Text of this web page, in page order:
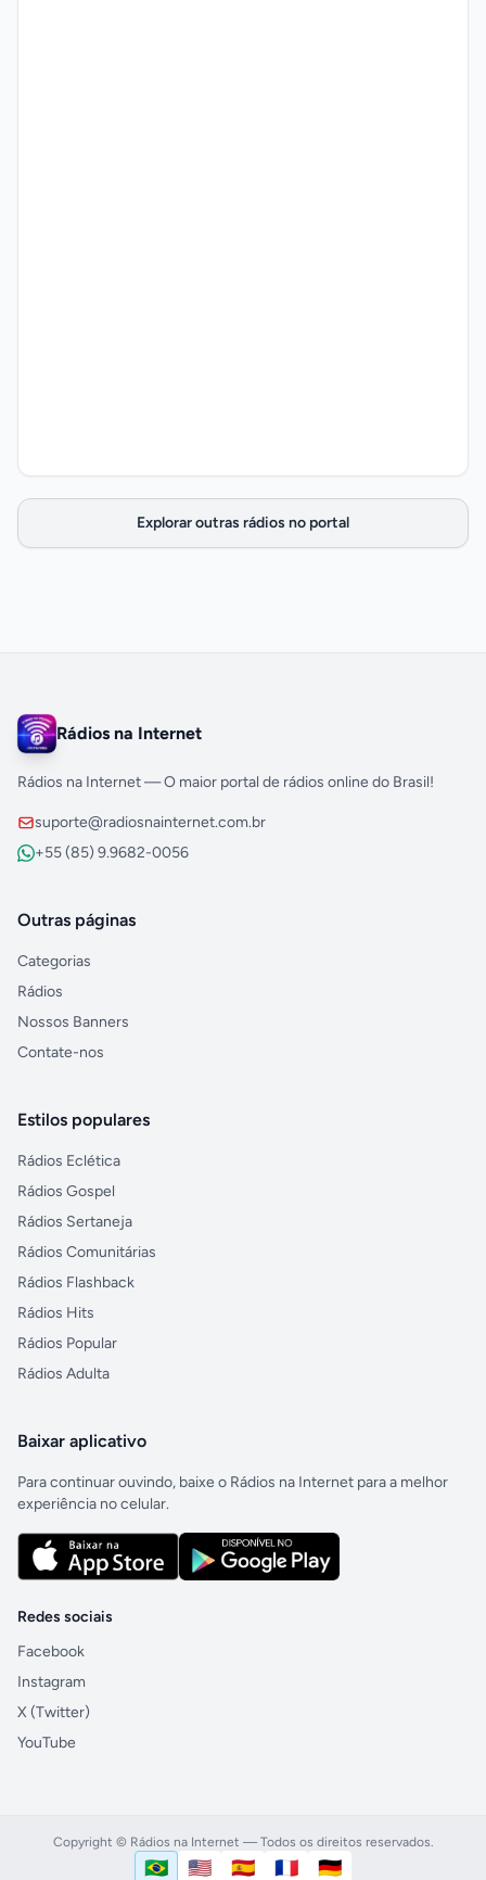
Explorar outras rádios no portal
Rádios na Internet
Rádios na Internet — O maior portal de rádios online do Brasil!
suporte@radiosnainternet.com.br
+55 (85) 9.9682-0056
Outras páginas
Categorias
Rádios
Nossos Banners
Contate-nos
Estilos populares
Rádios Eclética
Rádios Gospel
Rádios Sertaneja
Rádios Comunitárias
Rádios Flashback
Rádios Hits
Rádios Popular
Rádios Adulta
Baixar aplicativo
Para continuar ouvindo, baixe o Rádios na Internet para a melhor
experiência no celular.
Redes sociais
Facebook
Instagram
X (Twitter)
YouTube
Copyright © Rádios na Internet — Todos os direitos reservados.
Idioma
🇧🇷 🇺🇸 🇪🇸 🇫🇷 🇩🇪